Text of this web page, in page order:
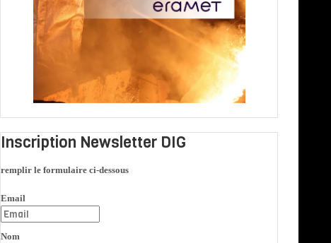
Inscription Newsletter DIG
remplir le formulaire ci-dessous
Email
Nom